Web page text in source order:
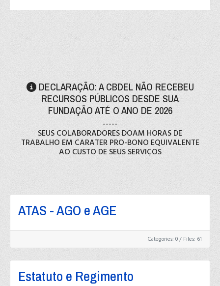
DECLARAÇÃO: A CBDEL NÃO RECEBEU
RECURSOS PÚBLICOS DESDE SUA
FUNDAÇÃO ATÉ O ANO DE 2026
-----
SEUS COLABORADORES DOAM HORAS DE
TRABALHO EM CARATER PRO-BONO EQUIVALENTE
AO CUSTO DE SEUS SERVIÇOS
ATAS - AGO e AGE
Categories: 0/ Files: 61
Estatuto e Regimento